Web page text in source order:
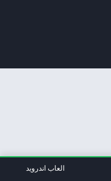
العاب اندرويد